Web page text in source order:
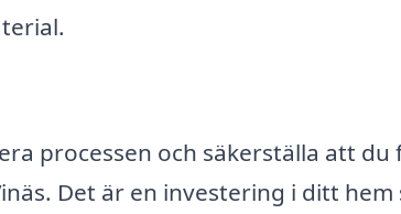
processen och säkerställa att du
Det är en investering i ditt hem